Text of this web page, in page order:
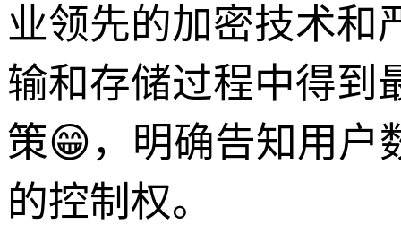
业领先的加密技术和
输和存储过程中得到
策😁，明确告知用户
的控制权。